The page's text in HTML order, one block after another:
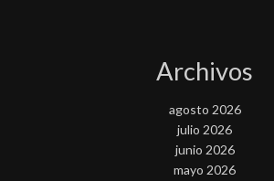
Archivos
agosto 2026
julio 2026
junio 2026
mayo 2026